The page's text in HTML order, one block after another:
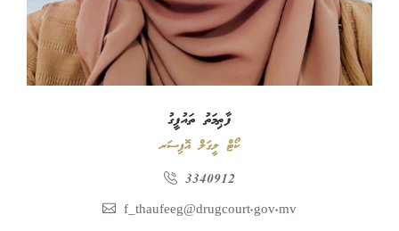
ފާޠިމަތު ތައުފީގު
ކޯޓް ލީގަލް އޮފިސަރ
3340912
f_thaufeeg@drugcourt.gov.mv